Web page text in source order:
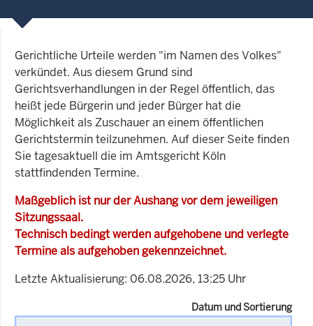
Gerichtliche Urteile werden "im Namen des Volkes"
verkündet. Aus diesem Grund sind
Gerichtsverhandlungen in der Regel öffentlich, das
heißt jede Bürgerin und jeder Bürger hat die
Möglichkeit als Zuschauer an einem öffentlichen
Gerichtstermin teilzunehmen. Auf dieser Seite finden
Sie tagesaktuell die im Amtsgericht Köln
stattfindenden Termine.
Maßgeblich ist nur der Aushang vor dem jeweiligen
Sitzungssaal.
Technisch bedingt werden aufgehobene und verlegte
Termine als aufgehoben gekennzeichnet.
Letzte Aktualisierung: 06.08.2026, 13:25 Uhr
Datum und Sortierung